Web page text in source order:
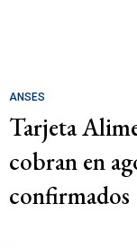
ANSES
Tarjeta
cobran en
confirmados